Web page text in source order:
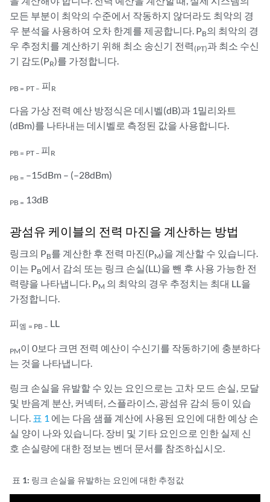
모든 부분이 최악의 수준에서 작동하지 않더라도 최악의 경
우 분석을 사용하여 오차 한계를 제공합니다. PB의 최악의 경
우 추정치를 계산하기 위해 최소 송신기 전력(PT)과 최소 수신
기 감도(PR)를 가정합니다.
PB = PT – 피 R
다음 가상 전력 예산 방정식은 데시벨(dB)과 1밀리와트
(dBm)를 나타내는 데시벨로 측정된 값을 사용합니다.
PB = PT – 피 R
PB = –15dBm – (–28dBm)
PB = 13dB
광섬유 케이블의 전력 마진을 계산하는 방법
링크의 PB를 계산한 후 전력 마진(PM)을 계산할 수 있습니다.
이는 PB에서 감쇠 또는 링크 손실(LL)을 뺀 후 사용 가능한 전
력량을 나타냅니다. PM 의 최악의 경우 추정치는 최대 LL을
가정합니다.
피엠 = PB – LL
PM이 0보다 크면 전력 예산이 수신기를 작동하기에 충분하다
는 것을 나타냅니다.
링크 손실을 유발할 수 있는 요인으로는 고차 모드 손실, 모달
및 반음계 분산, 커넥터, 스플라이스, 광섬유 감쇠 등이 있습
니다. 표 1 에는 다음 샘플 계산에 사용된 요인에 대한 예상 손
실 양이 나와 있습니다. 장비 및 기타 요인으로 인한 실제 신
호 손실량에 대한 정보는 벤더 문서를 참조하십시오.
표 1: 링크 손실을 유발하는 요인에 대한 추정값